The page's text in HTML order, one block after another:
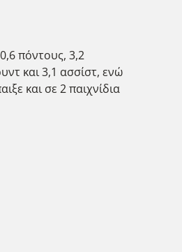
πόντους, 3,2
και 3,1 ασσίστ, ενώ
και σε 2 παιχνίδια